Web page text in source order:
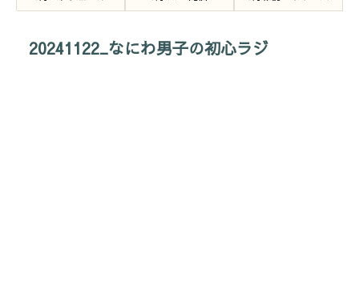
20241122_なにわ男子の初心ラジ